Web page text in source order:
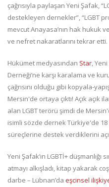
çağrısıyla paylaşan Yeni Şafak,
destekleyen dernekler”, “LGBT
mevcut Anayasa’nın hak hukuk
ve nefret nakaratlarını tekrar etti.
Hükümet medyasından Star,
Derneği’ne karşı karalama ve
çağrısını olduğu gibi kopyala-
Mersin'de ortaya çıktı! Açık
alan LGBT terörü şimdi de
isimli sözde dernek Türkiye'de
süreçlerine destek verdiklerini
Yeni Şafak’ın LGBTİ+ düşmanlığı
atmayı alkışladı, kitap yakarak
darbe – Lübnan’da eşcinsel